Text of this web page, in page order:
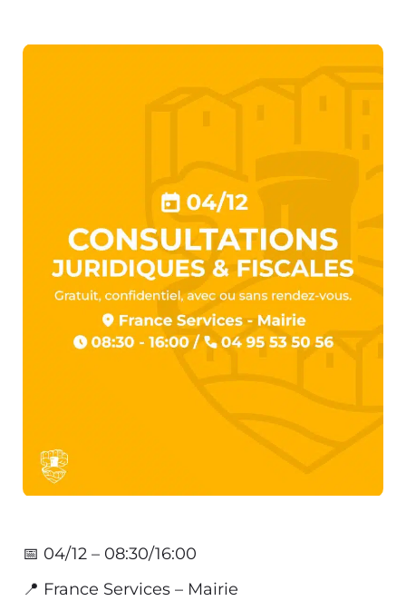
📅 04/12 – 08:30/16:00
📍 France Services – Mairie